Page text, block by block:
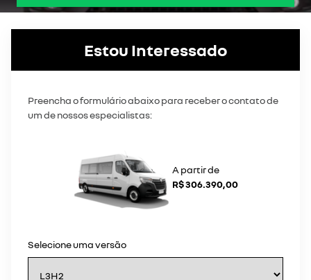
Estou Interessado
Preencha o formulário abaixo para receber o contato de
um de nossos especialistas:
A partir de
R$ 306.390,00
Selecione uma versão